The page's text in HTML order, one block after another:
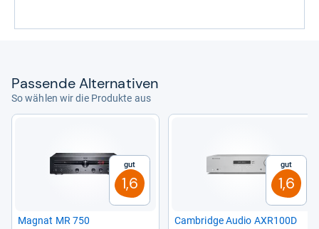
Pas­sende Alter­na­ti­ven
So wählen wir die Produkte aus
Gut
1,6
Magnat MR 750
Gut
1,6
Cam­bridge Audio AXR100D